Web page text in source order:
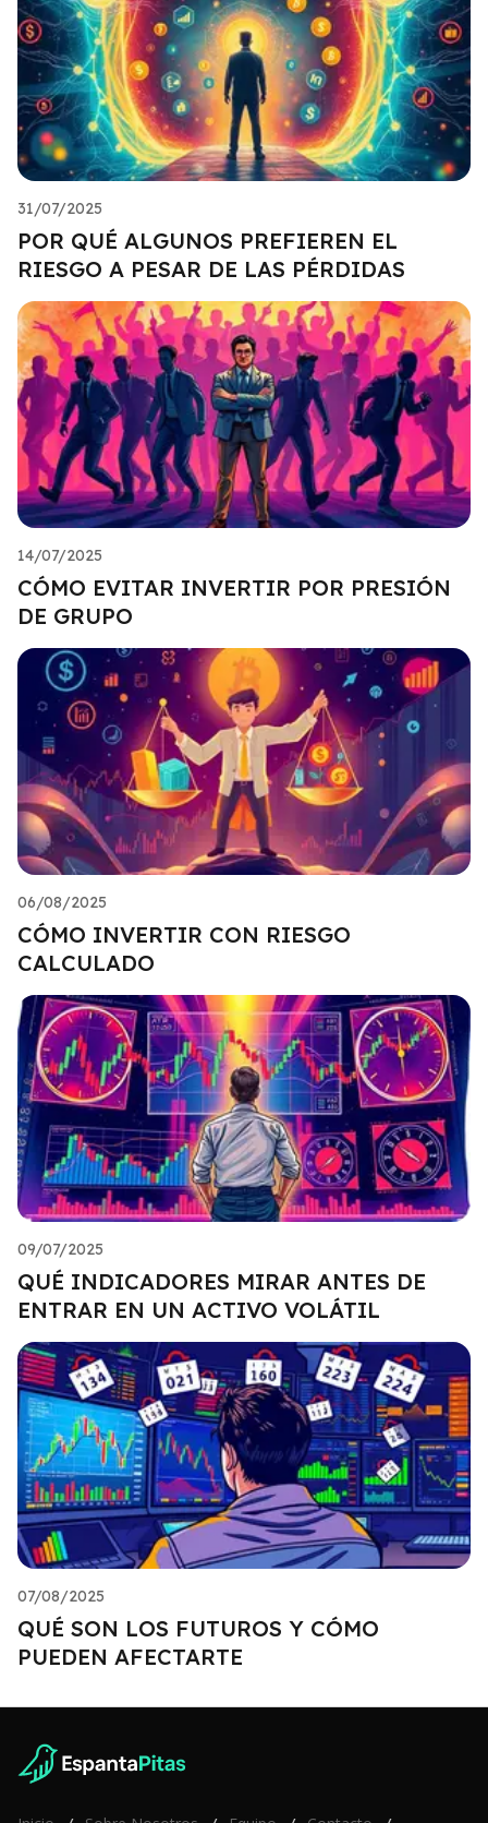
31/07/2025
POR QUÉ ALGUNOS PREFIEREN EL
RIESGO A PESAR DE LAS PÉRDIDAS
14/07/2025
CÓMO EVITAR INVERTIR POR PRESIÓN
DE GRUPO
06/08/2025
CÓMO INVERTIR CON RIESGO
CALCULADO
09/07/2025
QUÉ INDICADORES MIRAR ANTES DE
ENTRAR EN UN ACTIVO VOLÁTIL
07/08/2025
QUÉ SON LOS FUTUROS Y CÓMO
PUEDEN AFECTARTE